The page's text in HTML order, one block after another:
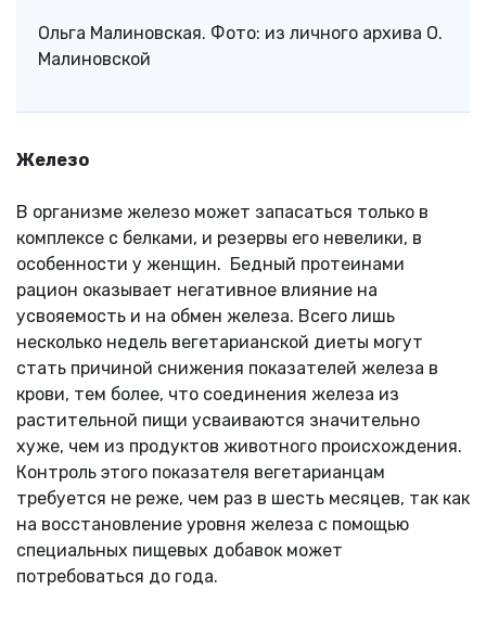
Ольга Малиновская. Фото: из личного архива О.
Малиновской
Железо
В организме железо может запасаться только в
комплексе с белками, и резервы его невелики, в
особенности у женщин. Бедный протеинами
рацион оказывает негативное влияние на
усвояемость и на обмен железа. Всего лишь
несколько недель вегетарианской диеты могут
стать причиной снижения показателей железа в
крови, тем более, что соединения железа из
растительной пищи усваиваются значительно
хуже, чем из продуктов животного происхождения.
Контроль этого показателя вегетарианцам
требуется не реже, чем раз в шесть месяцев, так как
на восстановление уровня железа с помощью
специальных пищевых добавок может
потребоваться до года.